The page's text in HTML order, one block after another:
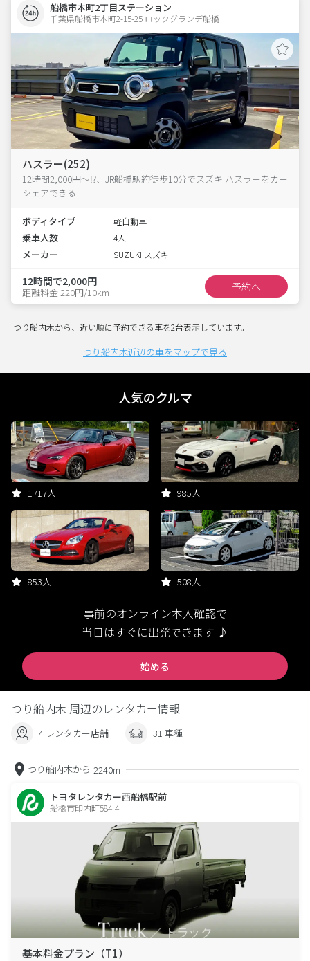
船橋市本町2丁目ステーション
千葉県船橋市本町2-15-25 ロックグランデ船橋
ハスラー(252)
12時間2,000円～⁉、JR船橋駅約徒歩10分でスズキ ハスラーをカー
シェアできる
ボディタイプ 軽自動車
乗車人数 4人
メーカー SUZUKI スズキ
12時間で2,000円
距離料金 220円/10km 予約へ
つり船内木から、近い順に予約できる車を2台表示しています。
つり船内木近辺の車をマップで見る
人気のクルマ
1717人 985人
853人 508人
事前のオンライン本人確認で
当日はすぐに出発できます ♪
始める
つり船内木 周辺のレンタカー情報
4 レンタカー店舗 31 車種
つり船内木から 2240m
トヨタレンタカー西船橋駅前
船橋市印内町584-4
基本料金プラン（T1）